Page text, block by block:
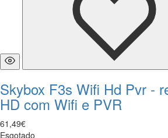
Skybox F3s Wifi Hd Pvr -
HD com Wifi e PVR
61 ,49€
Esgotado